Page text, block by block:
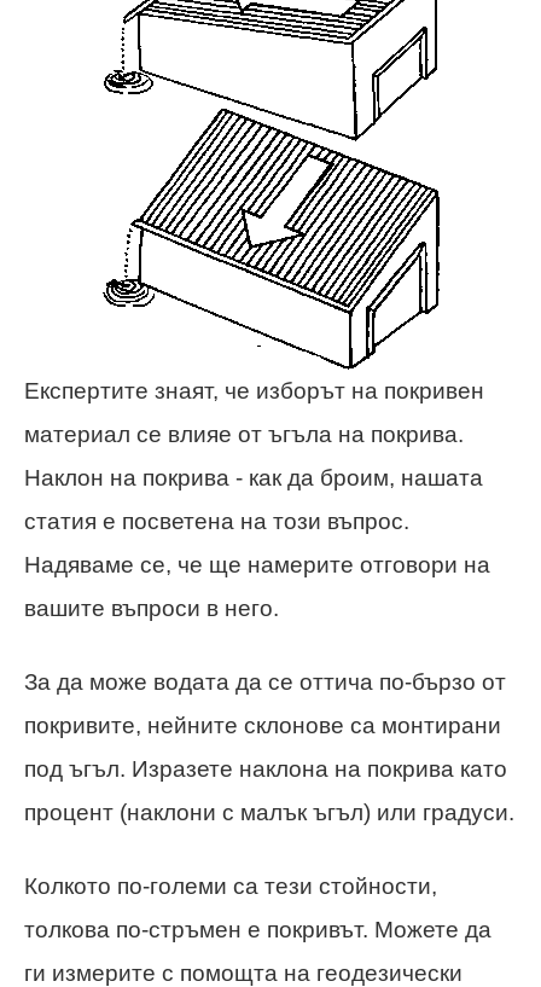
Експертите знаят, че изборът на покривен
материал се влияе от ъгъла на покрива.
Наклон на покрива - как да броим, нашата
статия е посветена на този въпрос.
Надяваме се, че ще намерите отговори на
вашите въпроси в него.
За да може водата да се оттича по-бързо от
покривите, нейните склонове са монтирани
под ъгъл. Изразете наклона на покрива като
процент (наклони с малък ъгъл) или градуси.
Колкото по-големи са тези стойности,
толкова по-стръмен е покривът. Можете да
ги измерите с помощта на геодезически